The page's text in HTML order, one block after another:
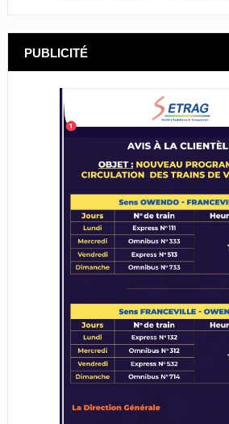
PUBLICITÉ